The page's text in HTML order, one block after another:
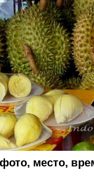
место,